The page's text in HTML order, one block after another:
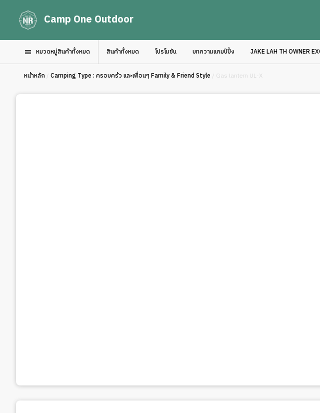
Camp One Outdoor
หมวดหมู่สินค้าทั้งหมด สินค้าทั้งหมด โปรโมชัน บทความแคมป์ปิ้ง JAKE LAH TH OWNER
หน้าหลัก / Camping Type : ครอบคร้ว และเพื่อนๆ Family & Friend Style / Gas lantern UL-X